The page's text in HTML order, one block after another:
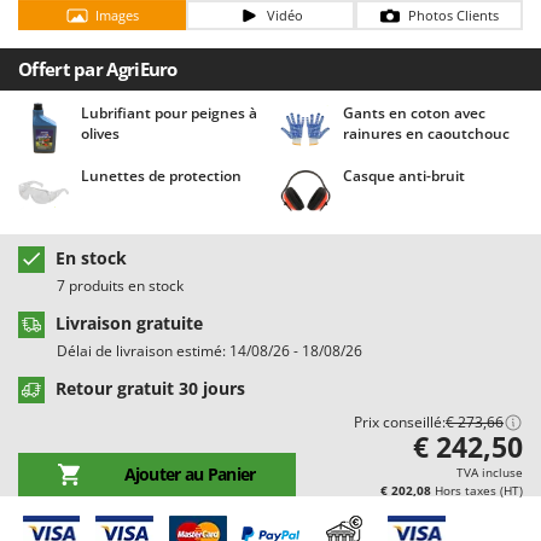
Chaudrons électriques pour polenta
Cisailles à gazon à batterie
Cisailles taille-haies manuelles
Climatiseurs
Compresseurs pour la récolte des olives et la taille
Coupe-bordures - Trimmers
Coupe-branches
Cultivateurs Tiller à ressorts - Extirpateurs
D
Décompacteurs agricoles
Découpeurs plasma
Déplaqueuses de gazon
Barbieri
Batavia
Benassi
Beper
Berkel
Bernardi
Bertolini Pumps
Besser Vacuum
Beta tools
Bissell
BlackStone
Blue Bird
Bomet
Images Vidéo Photos Clients
Offert par AgriEuro
Lubrifiant pour peignes à
olives
Gants en coton avec
rainures en caoutchouc
Lunettes de protection Casque anti-bruit
En stock
7 produits en stock
Livraison gratuite
Délai de livraison estimé: 14/08/26 - 18/08/26
Retour gratuit 30 jours
Prix conseillé:€ 273,66
Ajouter au Panier
€ 242,50
TVA incluse
€ 202,08 Hors taxes (HT)